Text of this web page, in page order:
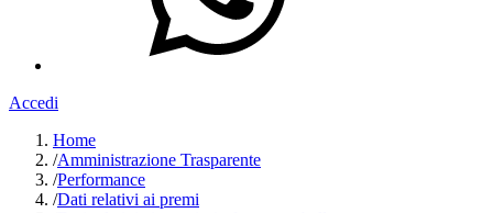
Accedi
Home
/Amministrazione Trasparente
/Performance
/Dati relativi ai premi